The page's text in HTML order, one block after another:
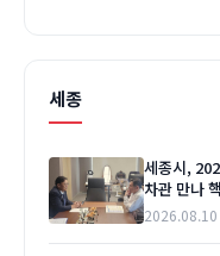
세종
세종시,
차관 만나
2026.08.10